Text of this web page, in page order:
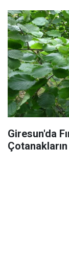
Giresun'da
Çotanakların